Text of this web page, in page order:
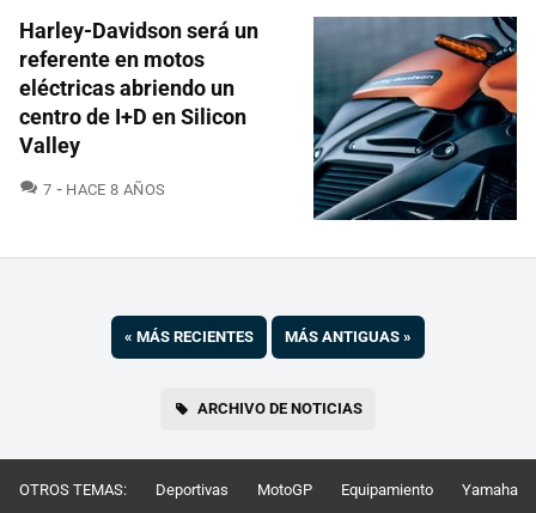
Harley-Davidson será un
referente en motos
eléctricas abriendo un
centro de I+D en Silicon
Valley
7 COMENTARIOS
HACE 8 AÑOS
« MÁS RECIENTES MÁS ANTIGUAS »
ARCHIVO DE NOTICIAS
OTROS TEMAS: Deportivas MotoGP Equipamiento Yamaha